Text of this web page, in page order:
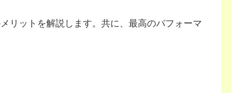
リットを解説します。共に、最高のパフォーマ